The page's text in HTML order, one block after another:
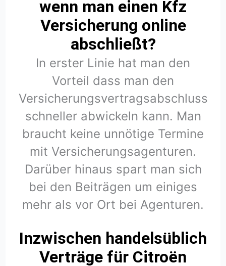
wenn man einen Kfz
Versicherung online
abschließt?
In erster Linie hat man den
Vorteil dass man den
Versicherungsvertragsabschluss
schneller abwickeln kann. Man
braucht keine unnötige Termine
mit Versicherungsagenturen.
Darüber hinaus spart man sich
bei den Beiträgen um einiges
mehr als vor Ort bei Agenturen.
Inzwischen handelsüblich
Verträge für Citroën